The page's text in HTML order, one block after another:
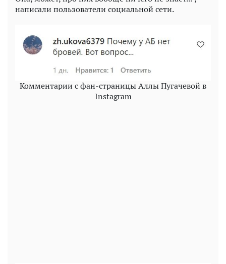
написали пользователи социальной сети.
Комментарии с фан-страницы Аллы Пугачевой в
Instagram